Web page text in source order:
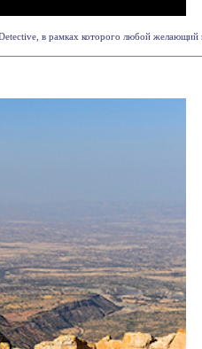
в рамках которого любой желающий